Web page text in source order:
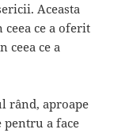
Aceasta
ce a oferit
ceea ce a
rând, aproape
pentru a face